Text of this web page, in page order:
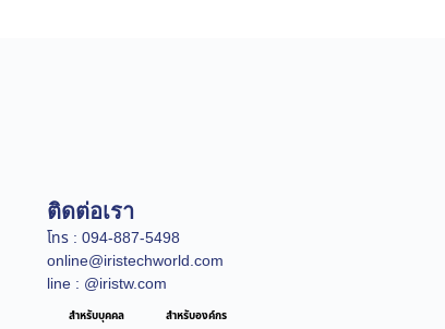
ติดต่อเรา
โทร : 094-887-5498
online@iristechworld.com
line : @iristw.com
สำหรับบุคคล สำหรับองค์กร